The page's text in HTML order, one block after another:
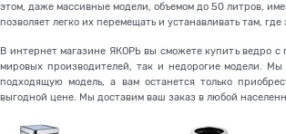
этом, даже массивные модели, объемом до 50 литров,
позволяет легко их перемещать и устанавливать там, где
В интернет магазине ЯКОРЬ вы сможете купить ведро с
мировых производителей, так и недорогие модели.
подходящую модель, а вам останется только
выгодной цене. Мы доставим ваш заказ в любой